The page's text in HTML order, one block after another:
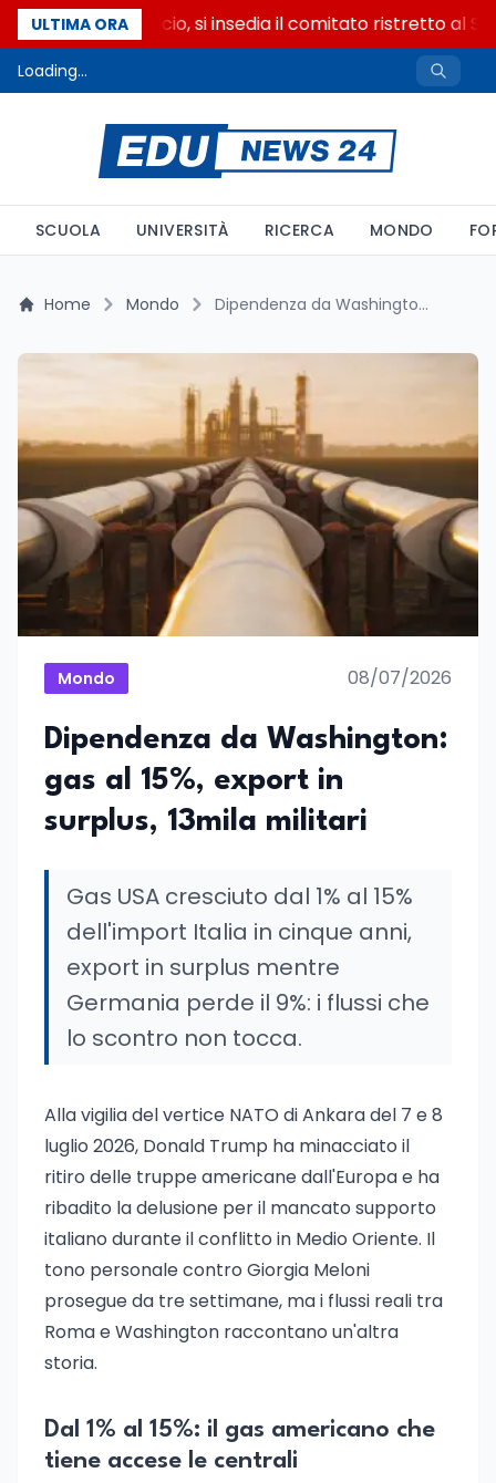
ULTIMA ORA
Riforma del calcio, si insedia il comitato ristretto al
Loading...
SCUOLA UNIVERSITÀ RICERCA MONDO
Home Mondo Dipendenza da Washington: gas al 15%, export in surplus, 13mila militari
Mondo 08/07/2026
Dipendenza da Washington:
gas al 15%, export in
surplus, 13mila militari
Gas USA cresciuto dal 1% al 15%
dell'import Italia in cinque anni,
export in surplus mentre
Germania perde il 9%: i flussi che
lo scontro non tocca.
Alla vigilia del vertice NATO di Ankara del 7 e 8
luglio 2026, Donald Trump ha minacciato il
ritiro delle truppe americane dall'Europa e ha
ribadito la delusione per il mancato supporto
italiano durante il conflitto in Medio Oriente. Il
tono personale contro Giorgia Meloni
prosegue da tre settimane, ma i flussi reali tra
Roma e Washington raccontano un'altra
storia.
Dal 1% al 15%: il gas americano che
tiene accese le centrali